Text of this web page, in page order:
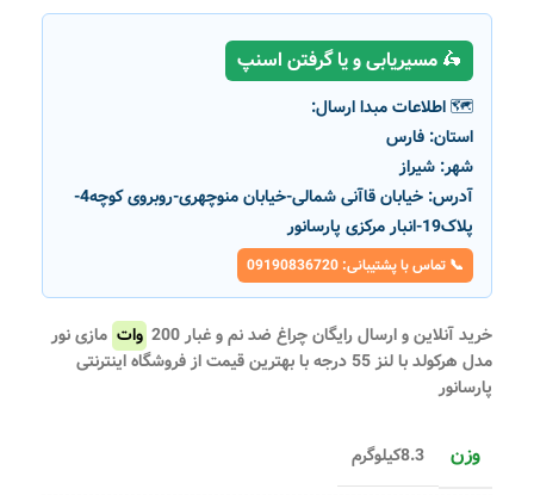
🛵 مسیریابی و یا گرفتن اسنپ
🗺️ اطلاعات مبدا ارسال:
استان: فارس
شهر: شیراز
آدرس:
خیابان قاآنی شمالی-خیابان منوچهری-روبروی کوچه4-
پلاک19-انبار مرکزی پارسانور
📞 تماس با پشتیبانی: 09190836720
خرید آنلاین و ارسال رایگان چراغ ضد نم و غبار 200 وات مازی نور
مدل هرکولد با لنز 55 درجه با بهترین قیمت از فروشگاه اینترنتی
پارسانور
وزن 8.3کیلوگرم